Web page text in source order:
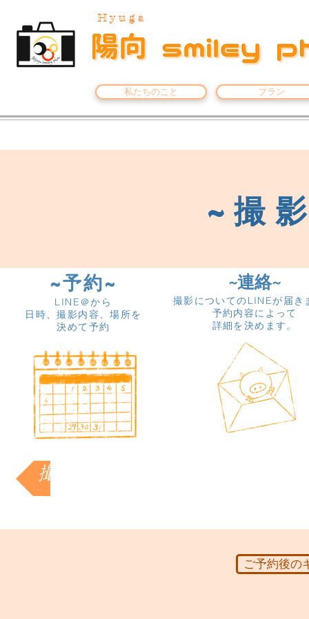
Hyuga
私たちのこと プラン
​~撮
~予約~
LINE ＠から
日時、撮影内容、場所を
決めて予約
撮影の予約
​~連絡~
撮影についてのLINEが届き
​予約内容によって
詳細を決めます。
ご予約後の